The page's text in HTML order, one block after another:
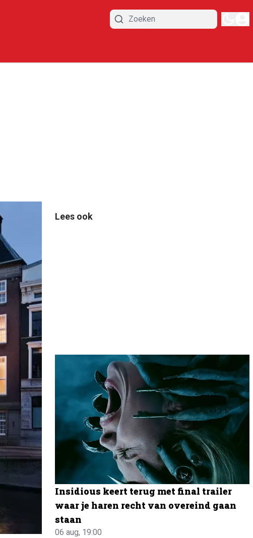
Lees ook
Insidious keert terug met final trailer
waar je haren recht van overeind gaan
staan
06 aug, 19:00